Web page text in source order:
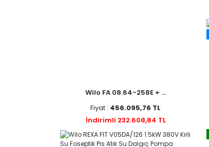
Wilo FA 08.64-258E + ...
Fiyat : 456.095,76 TL
İndirimli 232.608,84 TL